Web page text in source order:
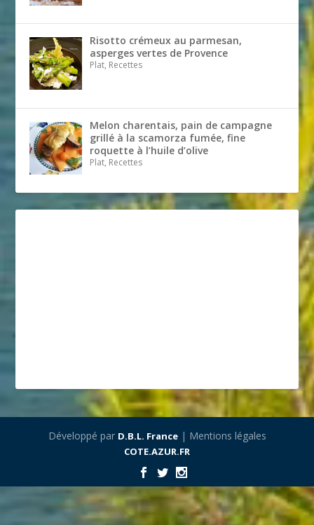
Risotto crémeux au parmesan,
asperges vertes de Provence
Plat, Recettes
Melon charentais, pain de campagne
grillé à la scamorza fumée, fine
roquette à l’huile d’olive
Plat, Recettes
Développé par D.B.L. France| Mentions légales
COTE.AZUR.FR